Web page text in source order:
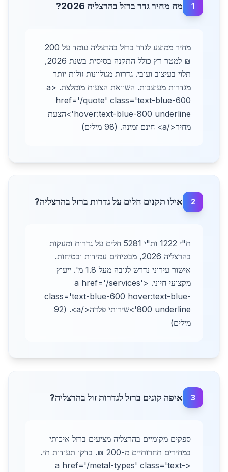
1 מה מחיר גדר ברזל בהרצליה 2026?
מחיר ממוצע לגדר ברזל בהרצליה עומד על 200
₪ למטר רץ כולל התקנה בסיסית בשנת 2026,
תלוי בעיצוב ועובי. גדרות מגולוונות זולות יותר
מגדרות מעוצבות. השוואת הצעות מומלצת. <a
href='/quote' class='text-blue-600
hover:text-blue-800 underline'>הצעת
מחיר</a> חינם זמינה. (98 מילים)
2 אילו תקנים חלים על גדרות ברזל בהרצליה?
ת"י 1222 ות"י 5281 חלים על גדרות ומעקות
בהרצליה 2026, מבטיחים עמידות ובטיחות.
אישור עירוני נדרש לגובה מעל 1.8 מ'. ייעוץ
מקצועי חיוני. <a href='/services'
class='text-blue-600 hover:text-blue-
800 underline'>שירותי פלדה</a>. (92
מילים)
3 איפה קונים ברזל לגדרות זול בהרצליה?
ספקים מקומיים בהרצליה מציעים ברזל איכותי
במחירים תחרותיים מ-200 ₪. בדקו תעודות תי.
<a href='/metal-types' class='text-